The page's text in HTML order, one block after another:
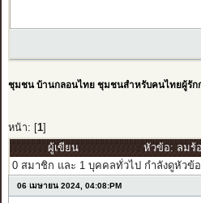
ชุมชน บ้านกลอนไทย ชุมชนสำหรับคนไทยผู้รัก
หน้า: [ 1]
ผู้เขียน
หัวข้อ: ลมร้
0 สมาชิก และ 1 บุคคลทั่วไป กำลังดูหัวข้
06 เมษายน 2024, 04:08:PM